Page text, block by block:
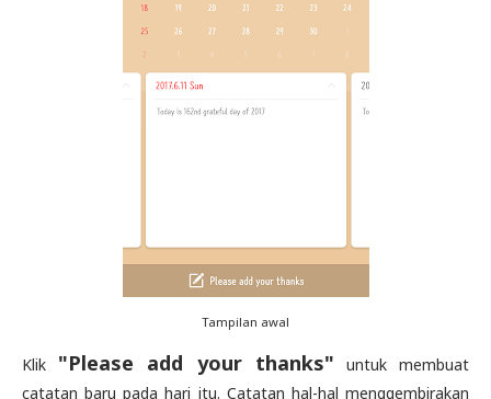
Tampilan awal
Klik "Please add your thanks" untuk membuat
catatan baru pada hari itu. Catatan hal-hal menggembirakan